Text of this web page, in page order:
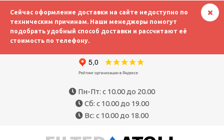
Сейчас оформление доставки на сайте недоступно по
техническим причинам. Наши менеджеры помогут
подобрать удобный способ доставки и рассчитают её
стоимость по телефону.
Пн-Пт: с 10.00 до 20.00
Сб: с 10.00 до 19.00
Вс: с 10.00 до 18.00